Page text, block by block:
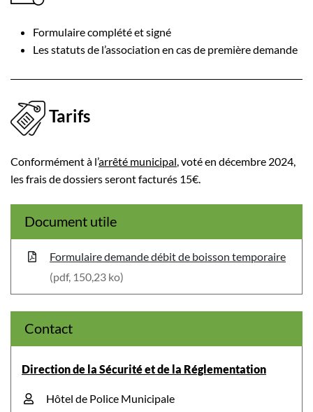
Formulaire complété et signé
Les statuts de l’association en cas de première demande
Tarifs
Conformément à l’arrêté municipal, voté en décembre 2024,
les frais de dossiers seront facturés 15€.
Document utile
Formulaire demande débit de boisson temporaire
(pdf, 150,23 ko)
Contact
Direction de la Sécurité et de la Réglementation
Hôtel de Police Municipale